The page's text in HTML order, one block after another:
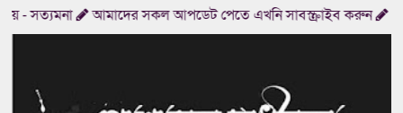
সত্যমনা আমাদের সকল আপডেট পেতে এখনি সাবস্ক্রাইব করুন